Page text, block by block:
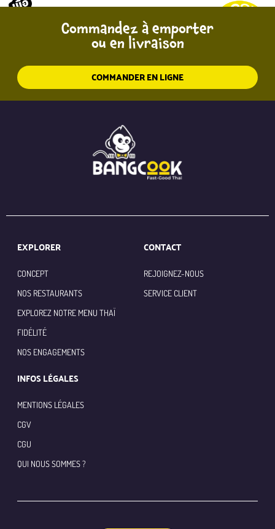
Commandez à emporter
ou en livraison
COMMANDER EN LIGNE
EXPLORER
CONCEPT
NOS RESTAURANTS
EXPLOREZ NOTRE MENU THAÏ
FIDÉLITÉ
NOS ENGAGEMENTS
CONTACT
REJOIGNEZ-NOUS
SERVICE CLIENT
INFOS LÉGALES
MENTIONS LÉGALES
CGV
CGU
QUI NOUS SOMMES ?